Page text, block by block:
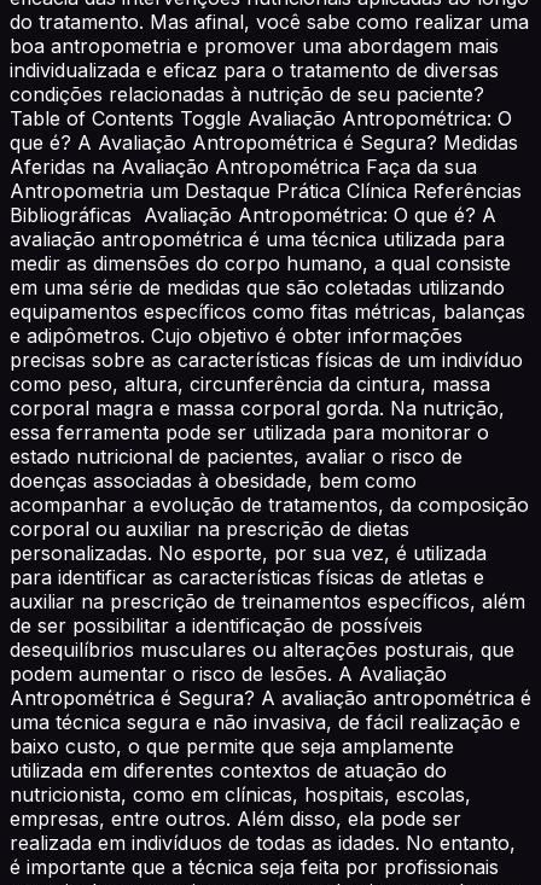
do tratamento. Mas afinal, você sabe como realizar uma
boa antropometria e promover uma abordagem mais
individualizada e eficaz para o tratamento de diversas
condições relacionadas à nutrição de seu paciente?
Table of Contents Toggle Avaliação Antropométrica: O
que é? A Avaliação Antropométrica é Segura? Medidas
Aferidas na Avaliação Antropométrica Faça da sua
Antropometria um Destaque Prática Clínica Referências
Bibliográficas Avaliação Antropométrica: O que é? A
avaliação antropométrica é uma técnica utilizada para
medir as dimensões do corpo humano, a qual consiste
em uma série de medidas que são coletadas utilizando
equipamentos específicos como fitas métricas, balanças
e adipômetros. Cujo objetivo é obter informações
precisas sobre as características físicas de um indivíduo
como peso, altura, circunferência da cintura, massa
corporal magra e massa corporal gorda. Na nutrição,
essa ferramenta pode ser utilizada para monitorar o
estado nutricional de pacientes, avaliar o risco de
doenças associadas à obesidade, bem como
acompanhar a evolução de tratamentos, da composição
corporal ou auxiliar na prescrição de dietas
personalizadas. No esporte, por sua vez, é utilizada
para identificar as características físicas de atletas e
auxiliar na prescrição de treinamentos específicos, além
de ser possibilitar a identificação de possíveis
desequilíbrios musculares ou alterações posturais, que
podem aumentar o risco de lesões. A Avaliação
Antropométrica é Segura? A avaliação antropométrica é
uma técnica segura e não invasiva, de fácil realização e
baixo custo, o que permite que seja amplamente
utilizada em diferentes contextos de atuação do
nutricionista, como em clínicas, hospitais, escolas,
empresas, entre outros. Além disso, ela pode ser
realizada em indivíduos de todas as idades. No entanto,
é importante que a técnica seja feita por profissionais